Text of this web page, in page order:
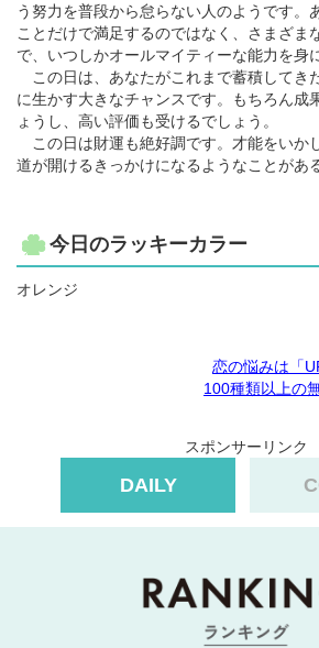
う努力を普段から怠らない人のようです。
ことだけで満足するのではなく、さまざま
で、いつしかオールマイティーな能力を身
この日は、あなたがこれまで蓄積してき
に生かす大きなチャンスです。もちろん成
ょうし、高い評価も受けるでしょう。
この日は財運も絶好調です。才能をいか
道が開けるきっかけになるようなことがあ
今日のラッキーカラー
オレンジ
恋の悩みは「
100種類以上の
スポンサーリンク
DAILY